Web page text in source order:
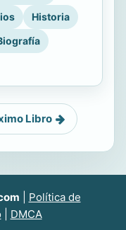
Historia
Libro
Política de
DMCA